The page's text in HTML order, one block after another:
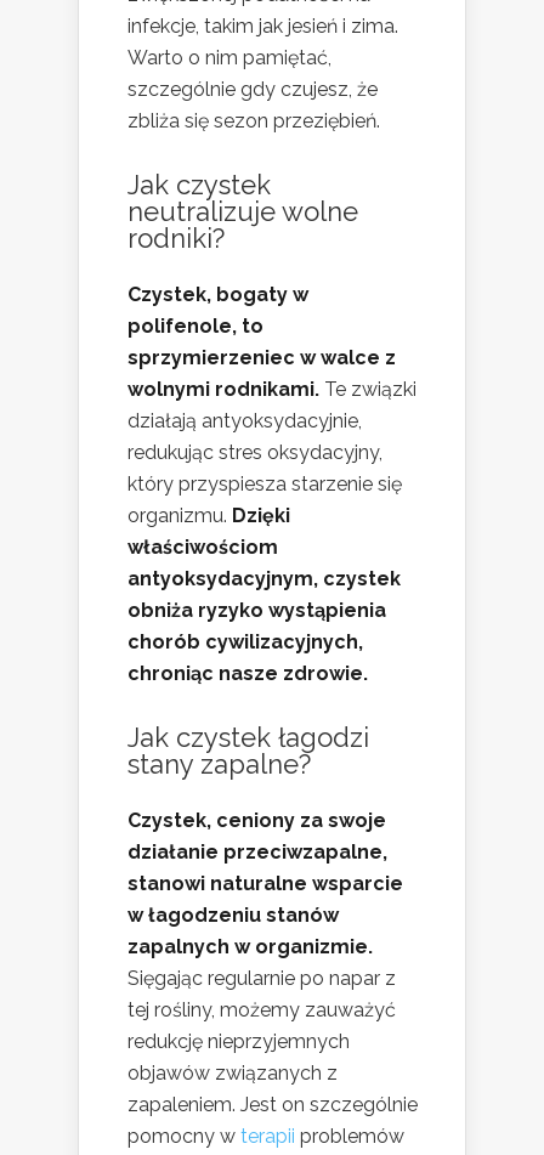
infekcje, takim jak jesień i zima.
Warto o nim pamiętać,
szczególnie gdy czujesz, że
zbliża się sezon przeziębień.
Jak czystek
neutralizuje wolne
rodniki?
Czystek, bogaty w
polifenole, to
sprzymierzeniec w walce z
wolnymi rodnikami. Te związki
działają antyoksydacyjnie,
redukując stres oksydacyjny,
który przyspiesza starzenie się
organizmu. Dzięki
właściwościom
antyoksydacyjnym, czystek
obniża ryzyko wystąpienia
chorób cywilizacyjnych,
chroniąc nasze zdrowie.
Jak czystek łagodzi
stany zapalne?
Czystek, ceniony za swoje
działanie przeciwzapalne,
stanowi naturalne wsparcie
w łagodzeniu stanów
zapalnych w organizmie.
Sięgając regularnie po napar z
tej rośliny, możemy zauważyć
redukcję nieprzyjemnych
objawów związanych z
zapaleniem. Jest on szczególnie
pomocny w terapii problemów